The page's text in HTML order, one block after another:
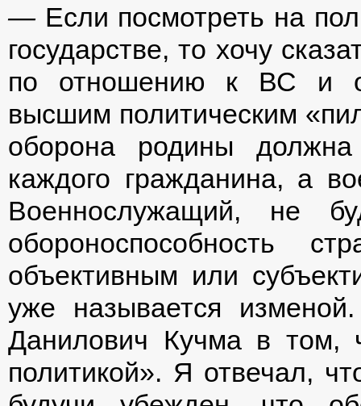
—Если посмотреть на
государстве, то хочу
по отношению к ВС и
высшим политическим
оборона родины
каждого гражданина, а
Военнослужащий, не
обороноспособность
объективным или
уже называется
Данилович Кучма в том,
политикой». Я отвечал,